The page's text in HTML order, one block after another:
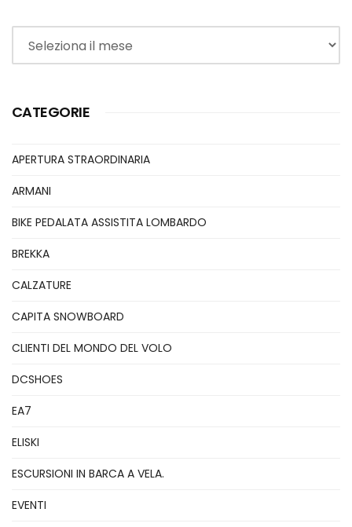
Archivi
CATEGORIE
APERTURA STRAORDINARIA
ARMANI
BIKE PEDALATA ASSISTITA LOMBARDO
BREKKA
CALZATURE
CAPITA SNOWBOARD
CLIENTI DEL MONDO DEL VOLO
DCSHOES
EA7
ELISKI
ESCURSIONI IN BARCA A VELA.
EVENTI